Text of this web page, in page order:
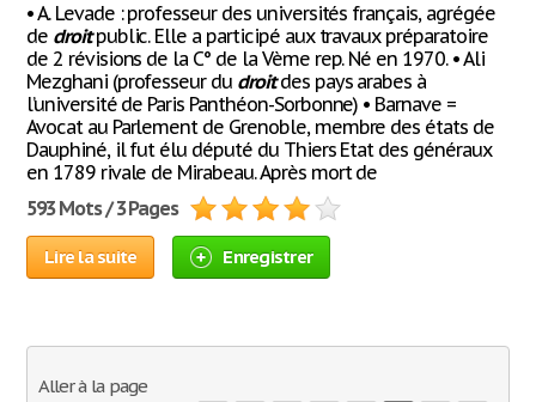
• A. Levade : professeur des universités français, agrégée
de droitpublic. Elle a participé aux travaux préparatoire
de 2 révisions de la C° de la Vème rep. Né en 1970. • Ali
Mezghani (professeur du droitdes pays arabes à
l’université de Paris Panthéon-Sorbonne) • Barnave =
Avocat au Parlement de Grenoble, membre des états de
Dauphiné, il fut élu député du Thiers Etat des généraux
en 1789 rivale de Mirabeau. Après mort de
593 Mots / 3 Pages
Lire la suite Enregistrer
Aller à la page